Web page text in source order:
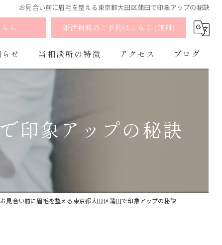
お見合い前に眉毛を整える東京都大田区蒲田で印象アップの秘訣
ら 婚活相談のご予約はこちら (無料)
せ 当相談所の特徴
お見合い
出会い
マッチング
オンライン
アクセス ブログ
印象アップの秘訣
お見合い前に眉毛を整える東京都大田区蒲田で印象アップの秘訣